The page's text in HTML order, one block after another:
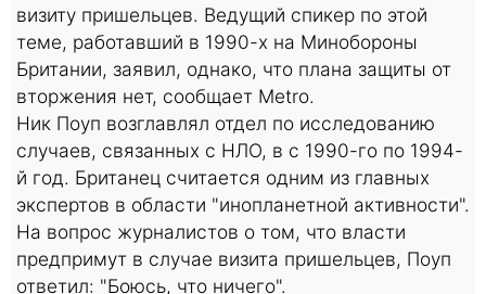
визиту пришельцев. Ведущий спикер по этой
теме, работавший в 1990-х на Минобороны
Британии, заявил, однако, что плана защиты от
вторжения нет, сообщает Metro.
Ник Поуп возглавлял отдел по исследованию
случаев, связанных с НЛО, в с 1990-го по 1994-
й год. Британец считается одним из главных
экспертов в области "инопланетной активности".
На вопрос журналистов о том, что власти
предпримут в случае визита пришельцев, Поуп
ответил: "Боюсь, что ничего".